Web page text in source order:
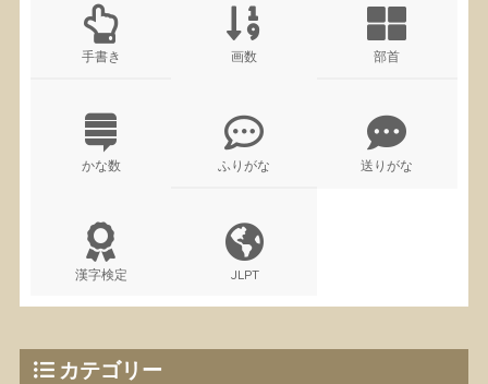
手書き 画数 部首
かな数 ふりがな 送りがな
漢字検定 JLPT
カテゴリー